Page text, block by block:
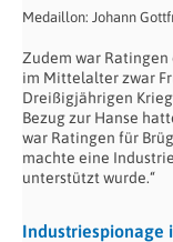
Medaillon: Johann
Zudem war
im Mittelalter zwar
Dreißigjährigen
Bezug zur Hanse
war Ratingen für
machte eine
unterstützt wurde.“
Industriespionage